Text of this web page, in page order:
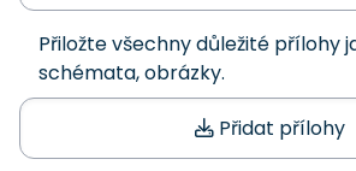
Přiložte všechny důležité přílohy
schémata, obrázky.
Přidat přílohy